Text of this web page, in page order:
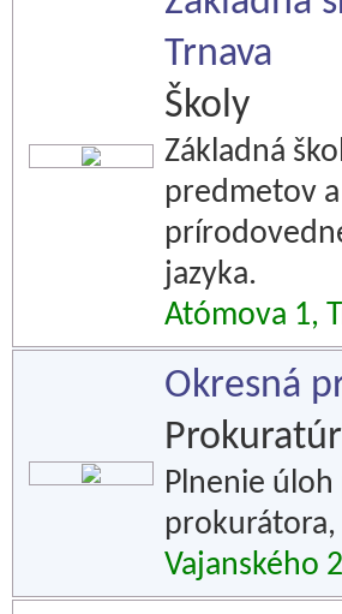
Trnava
Školy
Základná
predmetov
jazyka.
Atómova 1,
Okresná
Plnenie
Vajanského